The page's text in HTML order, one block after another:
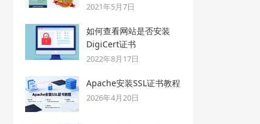
2021年5月7日
如何查看网站是否安装
DigiCert证书
2022年8月17日
Apache安装SSL证书教程
2026年4月20日